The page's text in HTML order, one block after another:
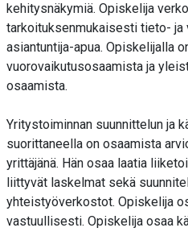
kehitysnäkymiä. Opiskelija
tarkoituksenmukaisesti tieto-
asiantuntija-apua. Opiskelijalla
vuorovaikutusosaamista ja
osaamista.
Yritystoiminnan suunnittelun ja
suorittaneella on osaamista
yrittäjänä. Hän osaa laatia
liittyvät laskelmat sekä
yhteistyöverkostot. Opiskelija
vastuullisesti. Opiskelija osaa